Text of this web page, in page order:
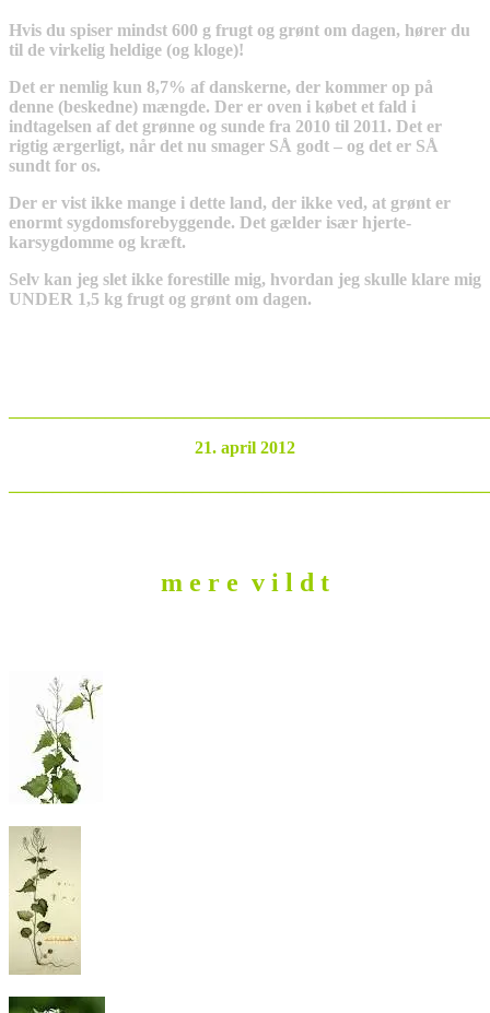
Hvis du spiser mindst 600 g frugt og grønt om dagen, hører du
til de virkelig heldige (og kloge)!
Det er nemlig kun 8,7% af danskerne, der kommer op på
denne (beskedne) mængde. Der er oven i købet et fald i
indtagelsen af det grønne og sunde fra 2010 til 2011. Det er
rigtig ærgerligt, når det nu smager SÅ godt – og det er SÅ
sundt for os.
Der er vist ikke mange i dette land, der ikke ved, at grønt er
enormt sygdomsforebyggende. Det gælder især hjerte-
karsygdomme og kræft.
Selv kan jeg slet ikke forestille mig, hvordan jeg skulle klare mig
UNDER 1,5 kg frugt og grønt om dagen.
21. april 2012
m e r e v i l d t